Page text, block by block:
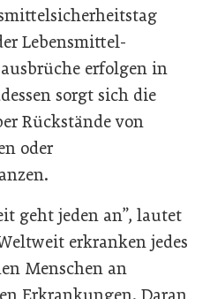
Lebensmittel-
erfolgen in
sorgt sich die
Rückstände von
oder
geht jeden an”, lautet
erkranken jedes
Menschen an
Erkrankungen. Daran